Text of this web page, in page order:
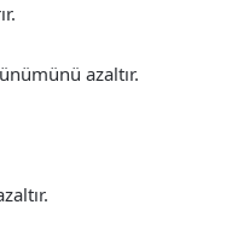
azaltır.